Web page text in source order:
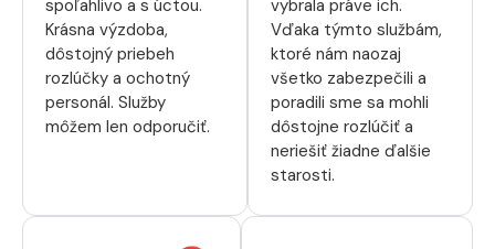
spoľahlivo a s úctou.
Krásna výzdoba,
dôstojný priebeh
rozlúčky a ochotný
personál. Služby
môžem len odporučiť.
vybrala práve ich.
Vďaka týmto službám,
ktoré nám naozaj
všetko zabezpečili a
poradili sme sa mohli
dôstojne rozlúčiť a
neriešiť žiadne ďalšie
starosti.